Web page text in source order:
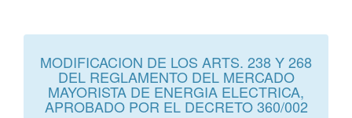
MODIFICACION DE LOS ARTS. 238 Y 268
DEL REGLAMENTO DEL MERCADO
MAYORISTA DE ENERGIA ELECTRICA,
APROBADO POR EL DECRETO 360/002